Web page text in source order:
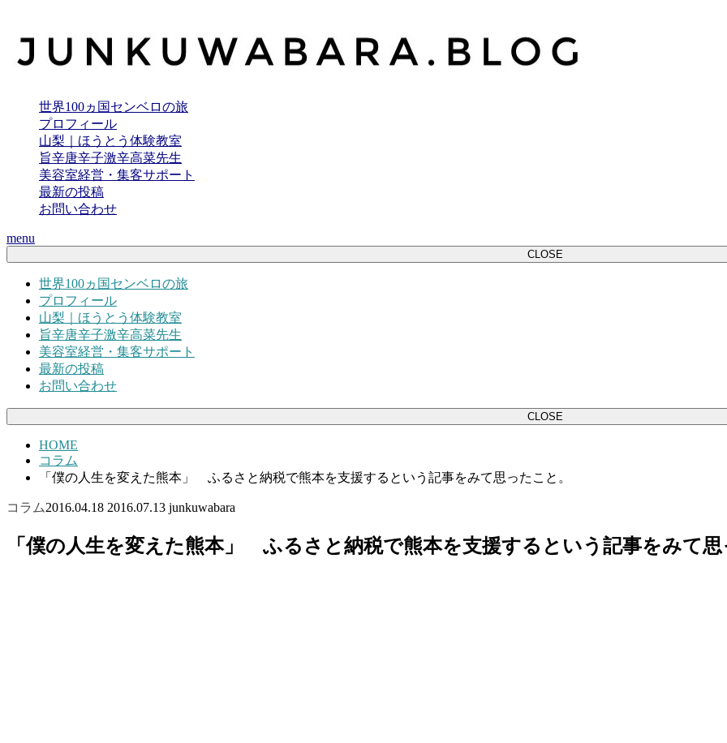
世界100ヵ国センベロの旅
プロフィール
山梨｜ほうとう体験教室
旨辛唐辛子激辛高菜先生
美容室経営・集客サポート
最新の投稿
お問い合わせ
menu
CLOSE
世界100ヵ国センベロの旅
プロフィール
山梨｜ほうとう体験教室
旨辛唐辛子激辛高菜先生
美容室経営・集客サポート
最新の投稿
お問い合わせ
CLOSE
HOME
コラム
「僕の人生を変えた熊本」 ふるさと納税で熊本を支援するという記事をみて思ったこと。
コラム2016.04.18 2016.07.13 junkuwabara
「僕の人生を変えた熊本」 ふるさと納税で熊本を支援するという記事をみて